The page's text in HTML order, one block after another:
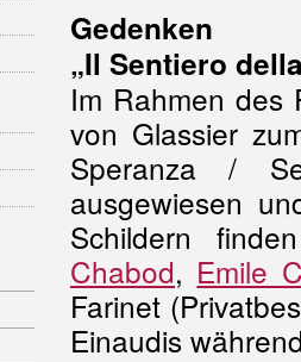
Gedenken
„Il Sentiero
Im Rahmen des
von Glassier
Speranza /
ausgewiesen
Schildern
Chabod, Emile
Farinet
Einaudis